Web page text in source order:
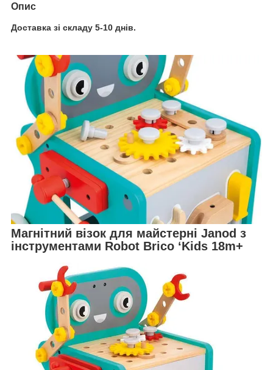
Опис
Доставка зі складу 5-10 днів.
Магнітний візок для майстерні Janod з
інструментами Robot Brico ‘Kids 18m+